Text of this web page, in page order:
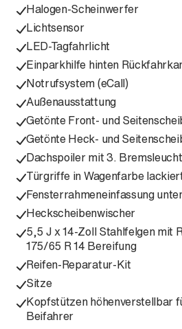
Halogen-Scheinwerfer
Lichtsensor
LED-Tagfahrlicht
Einparkhilfe hinten
Notrufsystem (eCall)
Außenausstattung
Getönte Front- und
Getönte Heck- und
Dachspoiler mit 3.
Türgriffe in Wagenfarbe
Fensterrahmeneinfassung
Heckscheibenwischer
5,5 J x 14-Zoll Stahlfelgen mit
175/65 R 14 Bereifung
Reifen-Reparatur-Kit
Sitze
Kopfstützen höhenverstellbar
Beifahrer